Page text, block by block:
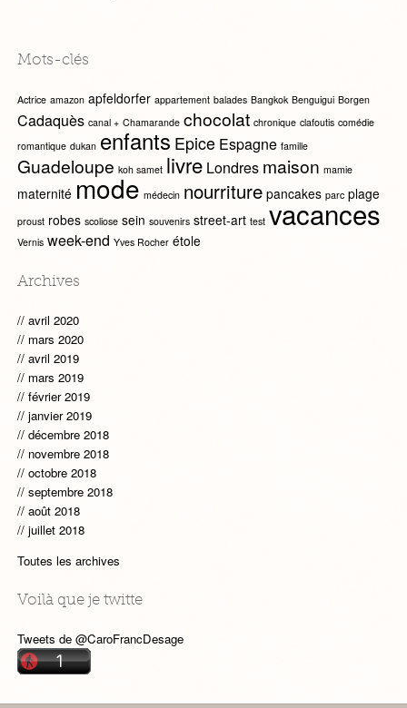
Mots-clés
Actrice amazon apfeldorfer appartement balades Bangkok Benguigui Borgen
Cadaquès canal + Chamarande chocolat chronique clafoutis comédie
romantique dukan enfants Epice Espagne famille
Guadeloupe koh samet livre Londres maison mamie
maternité mode médecin nourriture pancakes parc plage
proust robes scoliose sein souvenirs street-art test vacances
Vernis week-end Yves Rocher étole
Archives
avril 2020
mars 2020
avril 2019
mars 2019
février 2019
janvier 2019
décembre 2018
novembre 2018
octobre 2018
septembre 2018
août 2018
juillet 2018
Toutes les archives
Voilà que je twitte
Tweets de @CaroFrancDesage